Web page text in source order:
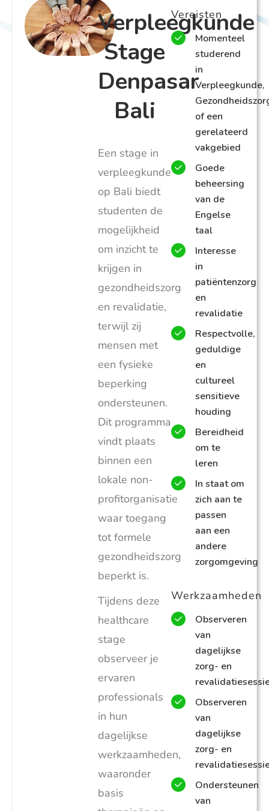
Verpleegkunde
Stage
Denpasar
Bali
Een stage in
verpleegkunde
op Bali biedt
studenten de
mogelijkheid
om inzicht te
krijgen in
gezondheidszorg
en revalidatie,
terwijl zij
mensen met
een fysieke
beperking
ondersteunen.
Dit programma
vindt plaats
binnen een
lokale non-
profitorganisatie
waar toegang
tot formele
gezondheidszorg
beperkt is.
Tijdens deze
healthcare
stage
observeer je
ervaren
professionals
in hun
dagelijkse
werkzaamheden,
waaronder
basis
Vereisten
Momenteel
studerend
in
Verpleegkunde,
of een
gerelateerd
vakgebied
Goede
beheersing
van de
Engelse
taal
Interesse
in
patiëntenzorg
en
revalidatie
Respectvolle,
geduldige
en
cultureel
sensitieve
houding
Bereidheid
om te
leren
In staat om
zich aan te
passen
aan een
andere
zorgomgeving
Werkzaamheden
Observeren
van
dagelijkse
zorg- en
Observeren
van
dagelijkse
zorg- en
Ondersteunen
van